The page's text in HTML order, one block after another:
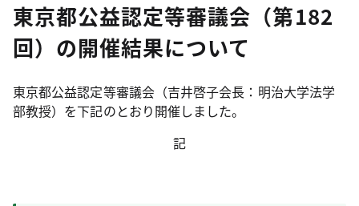
東京都公益認定等審議会（第182
回）の開催結果について
東京都公益認定等審議会（吉井啓子会長：明治大学法学
部教授）を下記のとおり開催しました。
記